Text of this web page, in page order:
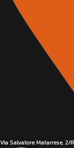
Via Salvatore Matarrese, 2/